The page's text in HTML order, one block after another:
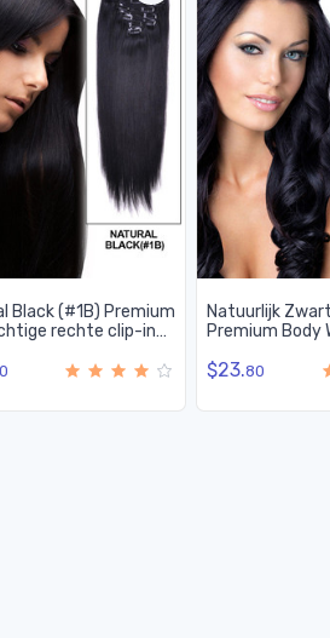
Black (#1B) Premium
rechte clip-in
Natuurlijk
Premium Body
$23.80